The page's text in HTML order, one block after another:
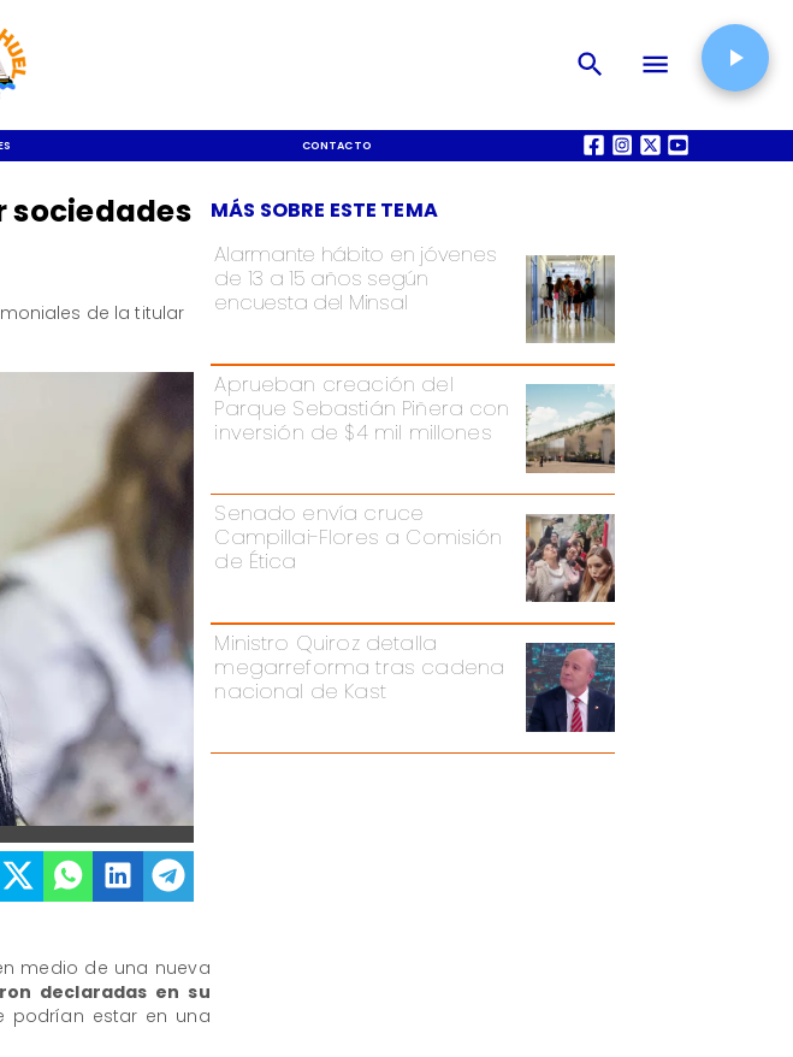
CONTACTO QUIÉNES SOMOS
Alarmante hábito en jóvenes
de 13 a 15 años según
encuesta del Minsal
Aprueban creación del
Parque Sebastián Piñera con
inversión de $4 mil millones
Senado envía cruce
Campillai-Flores a Comisión
de Ética
Ministro Quiroz detalla
megarreforma tras cadena
nacional de Kast
MÁS SOBRE ESTE TEMA
sociedades
de la titular
medio de una nueva
declaradas en su
podrían estar en una